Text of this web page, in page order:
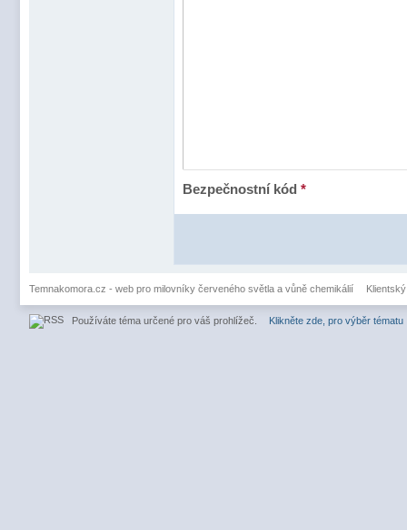
Bezpečnostní kód *
Temnakomora.cz - web pro milovníky červeného světla a vůně chemikálií
Používáte téma určené pro váš prohlížeč. Klikněte zde, pro výběr tématu